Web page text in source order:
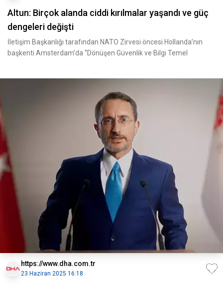
Altun: Birçok alanda ciddi kırılmalar yaşandı ve güç
dengeleri değişti
İletişim Başkanlığı tarafından NATO Zirvesi öncesi Hollanda’nın
başkenti Amsterdam’da “Dönüşen Güvenlik ve Bilgi Temel
https://www.dha.com.tr
23 Haziran 2025 16:18